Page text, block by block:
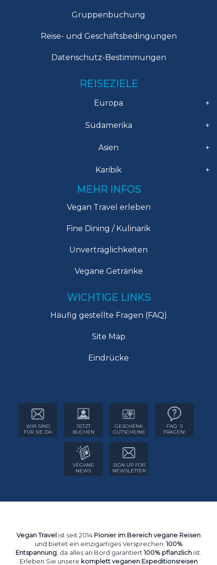
Gruppenbuchung
Reise- und Geschäftsbedingungen
Datenschutz-Bestimmungen
REISEZIELE
Europa +
Südamerika +
Asien +
Karibik +
MEHR INFOS
Vegan Travel erleben
Fine Dining / Kulinarik
Unverträglichkeiten
Vegane Getränke
WICHTIGE LINKS
Häufig gestellte Fragen (FAQ)
Site Map
Eindrücke
WIR SIND
FÜR SIE DA
JETZT
BUCHEN
GESCHENK
GUTSCHEINE
FAQ´S
FRAGEN!
VEGANE
NEWS
SIGN UP FOR
NEWSLETTER
Vegan Travel ist seit 2014 Pionier im Bereich vegane Reisen
und bietet ein einzigartiges Versprechen: 100%
Entspannung , da alles an Bord garantiert 100% pflanzlich ist.
Erleben Sie unsere komplett veganen Expeditionsreisen